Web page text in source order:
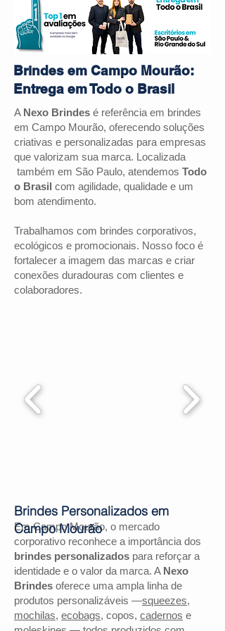
Brindes em Campo Mourão:
Entrega em Todo o Brasil
A Nexo Brindes é referência em brindes
em Campo Mourão, oferecendo soluções
criativas e personalizadas para empresas
que valorizam sua marca. Localizada
também em São Paulo, atendemos Todo
o Brasil com agilidade, qualidade e um
bom atendimento.
Trabalhamos com brindes corporativos,
ecológicos e promocionais. Nosso foco é
fortalecer a imagem das marcas e criar
conexões duradouras com clientes e
colaboradores.
Em Campo Mourão, o mercado
corporativo reconhece a importância dos
brindes personalizados para reforçar a
identidade e o valor da marca. A Nexo
Brindes oferece uma ampla linha de
produtos personalizáveis —squeezes,
mochilas, ecobags, copos, cadernos e
Brindes Personalizados em
Campo Mourão